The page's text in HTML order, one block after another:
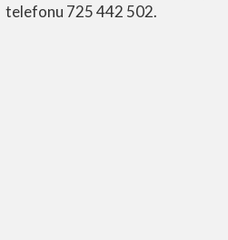
telefonu 725 442 502.